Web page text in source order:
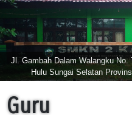
Jl. Gambah Dalam Walangku
Hulu Sungai Selatan
Guru